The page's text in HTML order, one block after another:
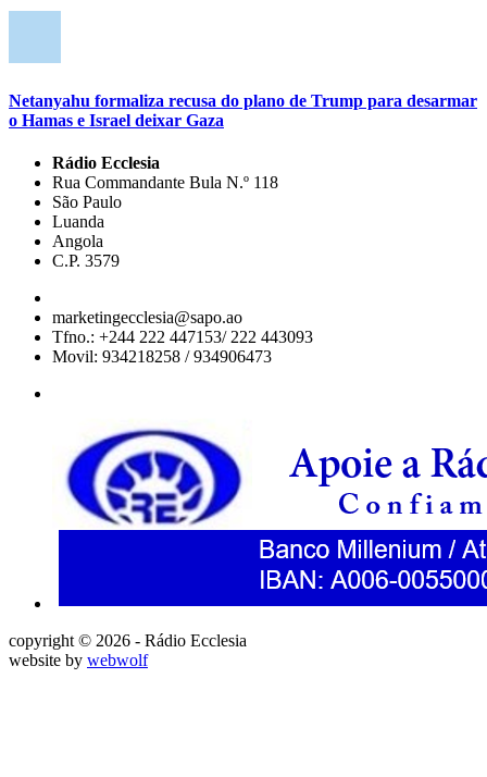
Netanyahu formaliza recusa do plano de Trump para desarmar
o Hamas e Israel deixar Gaza
Rádio Ecclesia
Rua Commandante Bula N.º 118
São Paulo
Luanda
Angola
C.P. 3579
marketingecclesia@sapo.ao
Tfno.: +244 222 447153/ 222 443093
Movil: 934218258 / 934906473
copyright © 2026 - Rádio Ecclesia
website by webwolf